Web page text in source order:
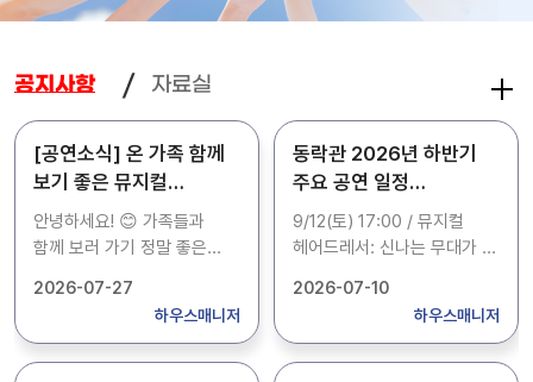
공지사항
[공연소식] 온 가족 함께
보기 좋은 뮤지컬
헤어드레서 오네요! (도민
50% 할인 혜택 꿀팁 🍯)
안녕하세요! 😊 가족들과
함께 보러 가기 정말 좋은
공유해 드려요! 이번에
경상북도 동락관에서 **
2026-07-27
하우스매니저
동락관 2026년 하반기
주요 공연 일정
소개해드립니다.
9/12(토) 17:00 / 뮤지컬
헤어드레서: 신나는 무대가 될
연극 친정엄마와 2박 3일:
이건 꼭 엄마 모시고
2026-07-10
하우스매니저
자료실